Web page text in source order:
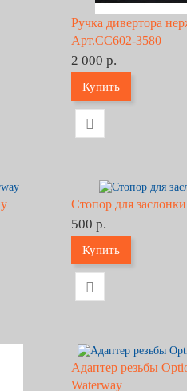
Ручка дивертора
Арт.CC602-3580
2 000 р.
Купить
Стопор для
500 р.
Купить
Адаптер резьбы
Waterway